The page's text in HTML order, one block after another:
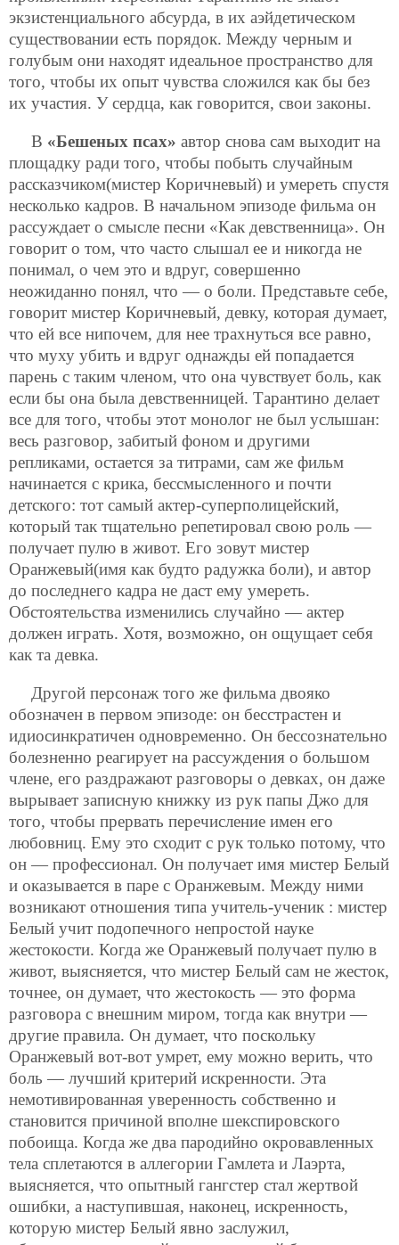
экзистенциального абсурда, в их аэйдетическом
существовании есть порядок. Между черным и
голубым они находят идеальное пространство для
того, чтобы их опыт чувства сложился как бы без
их участия. У сердца, как говорится, свои законы.
В «Бешеных псах» автор снова сам выходит на
площадку ради того, чтобы побыть случайным
рассказчиком(мистер Коричневый) и умереть спустя
несколько кадров. В начальном эпизоде фильма он
рассуждает о смысле песни «Как девственница». Он
говорит о том, что часто слышал ее и никогда не
понимал, о чем это и вдруг, совершенно
неожиданно понял, что — о боли. Представьте себе,
говорит мистер Коричневый, девку, которая думает,
что ей все нипочем, для нее трахнуться все равно,
что муху убить и вдруг однажды ей попадается
парень с таким членом, что она чувствует боль, как
если бы она была девственницей. Тарантино делает
все для того, чтобы этот монолог не был услышан:
весь разговор, забитый фоном и другими
репликами, остается за титрами, сам же фильм
начинается с крика, бессмысленного и почти
детского: тот самый актер-суперполицейский,
который так тщательно репетировал свою роль —
получает пулю в живот. Его зовут мистер
Оранжевый(имя как будто радужка боли), и автор
до последнего кадра не даст ему умереть.
Обстоятельства изменились случайно — актер
должен играть. Хотя, возможно, он ощущает себя
как та девка.
Другой персонаж того же фильма двояко
обозначен в первом эпизоде: он бесстрастен и
идиосинкратичен одновременно. Он бессознательно
болезненно реагирует на рассуждения о большом
члене, его раздражают разговоры о девках, он даже
вырывает записную книжку из рук папы Джо для
того, чтобы прервать перечисление имен его
любовниц. Ему это сходит с рук только потому, что
он — профессионал. Он получает имя мистер Белый
и оказывается в паре с Оранжевым. Между ними
возникают отношения типа учитель-ученик : мистер
Белый учит подопечного непростой науке
жестокости. Когда же Оранжевый получает пулю в
живот, выясняется, что мистер Белый сам не жесток,
точнее, он думает, что жестокость — это форма
разговора с внешним миром, тогда как внутри —
другие правила. Он думает, что поскольку
Оранжевый вот-вот умрет, ему можно верить, что
боль — лучший критерий искренности. Эта
немотивированная уверенность собственно и
становится причиной вполне шекспировского
побоища. Когда же два пародийно окровавленных
тела сплетаются в аллегории Гамлета и Лаэрта,
выясняется, что опытный гангстер стал жертвой
ошибки, а наступившая, наконец, искренность,
которую мистер Белый явно заслужил,